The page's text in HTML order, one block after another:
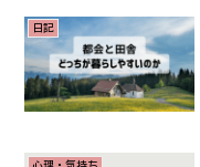
日記
心理・気持ち